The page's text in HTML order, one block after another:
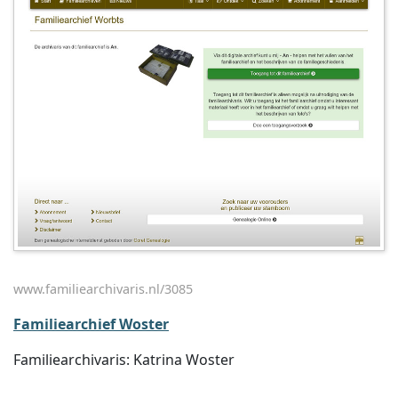
www.familiearchivaris.nl/3085
Familiearchief Woster
Familiearchivaris: Katrina Woster